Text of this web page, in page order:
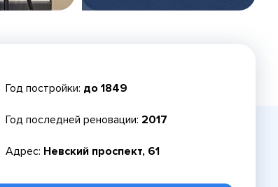
Год постройки: до 1849
Год последней реновации: 2017
Адрес: Невский проспект, 61